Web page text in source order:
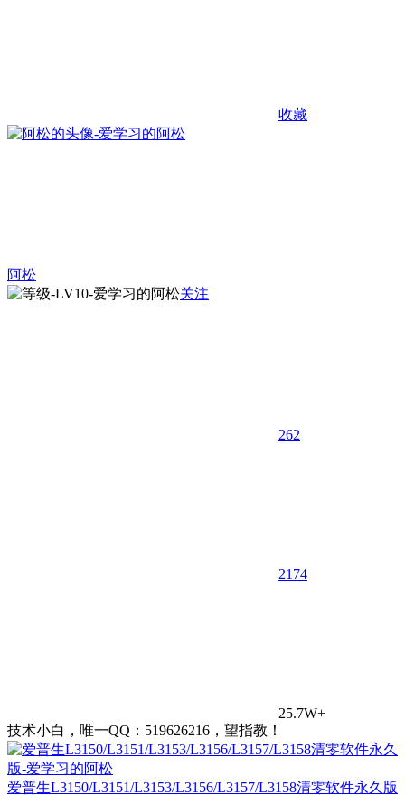
收藏
阿松
关注
262
21 74
25.7W+
技术小白，唯一QQ：519626216，望指教！
爱普生L3150/L3151/L3153/L3156/L3157/L3158清零软件永久版